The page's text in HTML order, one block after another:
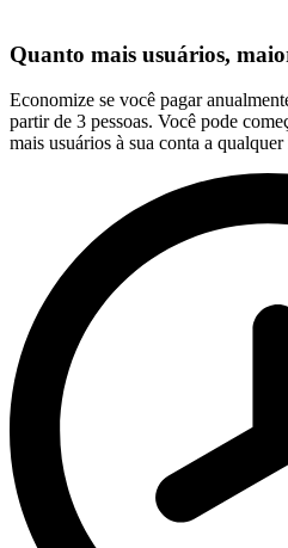
Quanto mais usuários,
Economize se você pagar
partir de 3 pessoas. Você pode
mais usuários à sua conta a